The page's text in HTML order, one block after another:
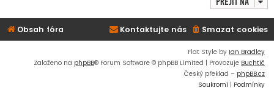
Obsah fóra Smazat cookies
Kontaktujte nás
Flat Style by Ian Bradley
Založeno na phpBB® Forum Software © phpBB Limited | Provozuje Buchtič
Český překlad – phpBB.cz
Soukromí | Podmínky